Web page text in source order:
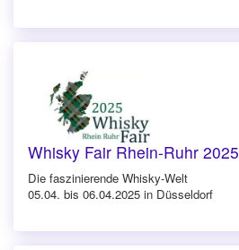
Whisky Fair Rhein-Ruhr 2025
Die faszinierende Whisky-Welt
05.04. bis 06.04.2025 in Düsseldorf